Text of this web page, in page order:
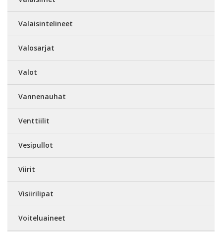
Valaisintelineet
Valosarjat
Valot
Vannenauhat
Venttiilit
Vesipullot
Viirit
Visiirilipat
Voiteluaineet